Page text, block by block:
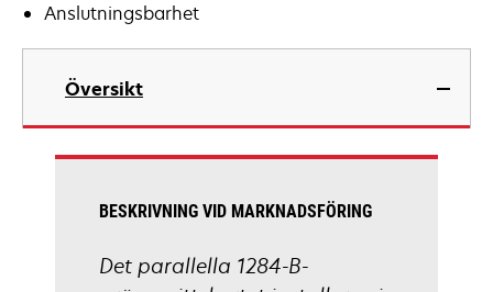
Anslutningsbarhet
Översikt
BESKRIVNING VID MARKNADSFÖRING
Det parallella 1284-B-